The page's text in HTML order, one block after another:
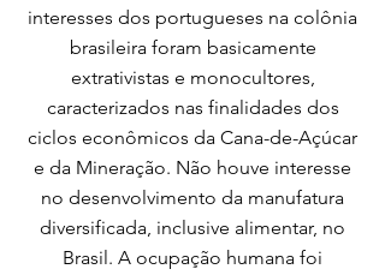
interesses dos portugueses na colônia
brasileira foram basicamente
extrativistas e monocultores,
caracterizados nas finalidades dos
ciclos econômicos da Cana-de-Açúcar
e da Mineração. Não houve interesse
no desenvolvimento da manufatura
diversificada, inclusive alimentar, no
Brasil. A ocupação humana foi